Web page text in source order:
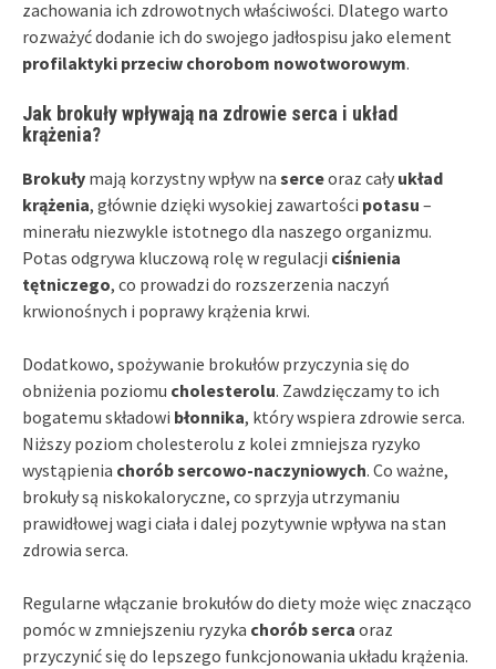
zachowania ich zdrowotnych właściwości. Dlatego warto
rozważyć dodanie ich do swojego jadłospisu jako element
profilaktyki przeciw chorobom nowotworowym.
Jak brokuły wpływają na zdrowie serca i układ
krążenia?
Brokuły mają korzystny wpływ na serceoraz cały układ
krążenia, głównie dzięki wysokiej zawartości potasu –
minerału niezwykle istotnego dla naszego organizmu.
Potas odgrywa kluczową rolę w regulacji ciśnienia
tętniczego, co prowadzi do rozszerzenia naczyń
krwionośnych i poprawy krążenia krwi.
Dodatkowo, spożywanie brokułów przyczynia się do
obniżenia poziomu cholesterolu. Zawdzięczamy to ich
bogatemu składowi błonnika, który wspiera zdrowie serca.
Niższy poziom cholesterolu z kolei zmniejsza ryzyko
wystąpienia chorób sercowo-naczyniowych. Co ważne,
brokuły są niskokaloryczne, co sprzyja utrzymaniu
prawidłowej wagi ciała i dalej pozytywnie wpływa na stan
zdrowia serca.
Regularne włączanie brokułów do diety może więc znacząco
pomóc w zmniejszeniu ryzyka chorób serca oraz
przyczynić się do lepszego funkcjonowania układu krążenia.